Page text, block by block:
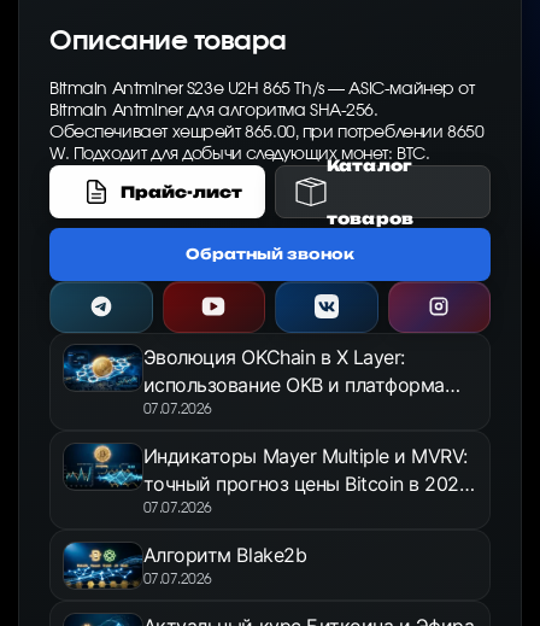
Описание товара
Bitmain Antminer S23e U2H 865 Th/s — ASIC-майнер от
Bitmain Antminer для алгоритма SHA-256.
Обеспечивает хешрейт 865.00, при потреблении 8650
W. Подходит для добычи следующих монет: BTC.
Прайс-лист
Каталог
товаров
Обратный звонок
Эволюция OKChain в X Layer:
использование OKB и платформа
OKX Jumpstart в 2026 году
07.07.2026
Индикаторы Mayer Multiple и MVRV:
точный прогноз цены Bitcoin в 2026
году
07.07.2026
Алгоритм Blake2b
07.07.2026